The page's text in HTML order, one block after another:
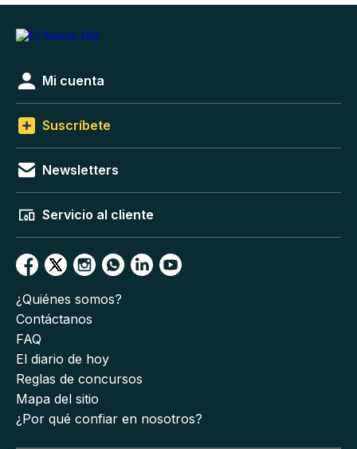
Mi cuenta
Suscríbete
Newsletters
Servicio al cliente
¿Quiénes somos?
Contáctanos
FAQ
El diario de hoy
Reglas de concursos
Mapa del sitio
¿Por qué confiar en nosotros?